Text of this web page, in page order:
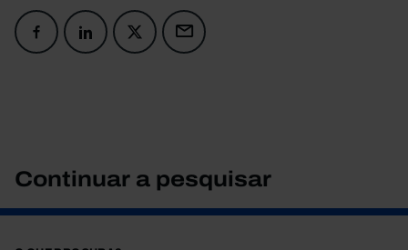
Continuar a pesquisar